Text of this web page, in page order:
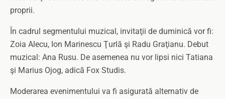
proprii.
În cadrul segmentului muzical, invitaţii de duminică vor fi:
Zoia Alecu, Ion Marinescu Ţurlă şi Radu Graţianu. Debut
muzical: Ana Rusu. De asemenea nu vor lipsi nici Tatiana
şi Marius Ojog, adică Fox Studis.
Moderarea evenimentului va fi asigurată alternativ de